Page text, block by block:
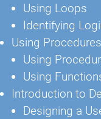
Using Loops
Identifying
Using
Using
Using
Introduction to
Designing a